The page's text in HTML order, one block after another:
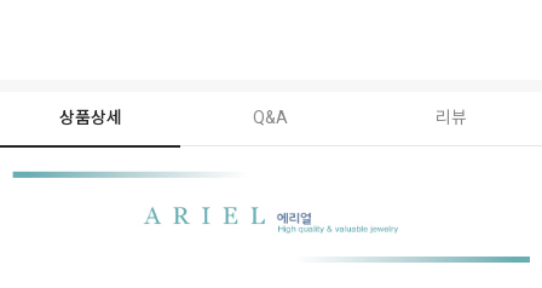
상품상세 Q&A 리뷰